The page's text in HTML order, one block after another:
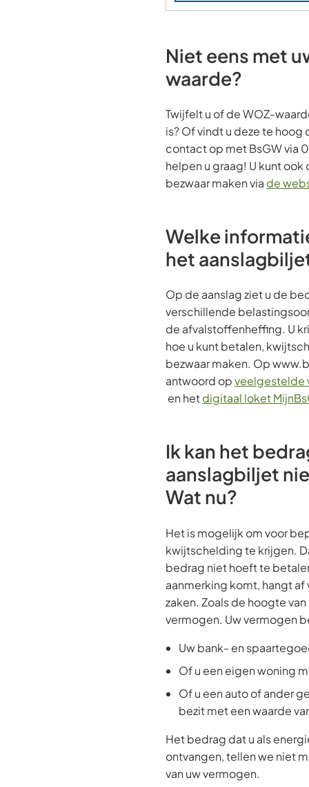
voorwaarden
Niet eens met
waarde?
Twijfelt u of de WOZ-
is? Of vindt u deze te hoog
contact op met BsGW via
helpen u graag! U kunt
bezwaar maken via de
Welke
het
Op de aanslag ziet u de
verschillende
de afvalstoffenheffing. U
hoe u kunt betalen,
bezwaar maken. Op
antwoord opveelgestelde
en hetdigitaal loket
Ik kan het
aanslagbiljet
Wat nu?
Het is mogelijk om voor
kwijtschelding te krijgen.
bedrag niet hoeft te
aanmerking komt, hangt af
zaken. Zoals de hoogte
vermogen. Uw vermogen
Uw bank- en
Of u een eigen woning
Of u een auto of ander
bezit met een waarde
Het bedrag dat u als
ontvangen, tellen we niet
van uw vermogen.